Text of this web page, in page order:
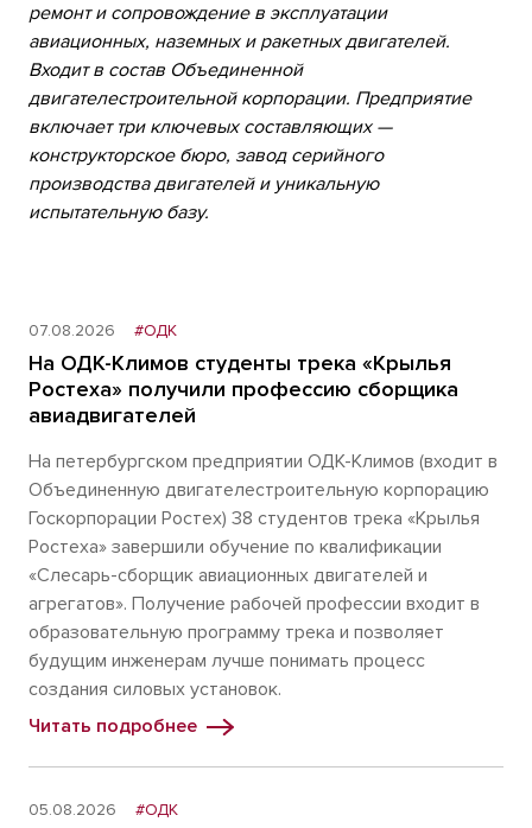
ремонт и сопровождение в эксплуатации
авиационных, наземных и ракетных двигателей.
Входит в состав Объединенной
двигателестроительной корпорации. Предприятие
включает три ключевых составляющих —
конструкторское бюро, завод серийного
производства двигателей и уникальную
испытательную базу.
07.08.2026 #ОДК
На ОДК-Климов студенты трека «Крылья
Ростеха» получили профессию сборщика
авиадвигателей
На петербургском предприятии ОДК-Климов (входит в
Объединенную двигателестроительную корпорацию
Госкорпорации Ростех) 38 студентов трека «Крылья
Ростеха» завершили обучение по квалификации
«Слесарь-сборщик авиационных двигателей и
агрегатов». Получение рабочей профессии входит в
образовательную программу трека и позволяет
будущим инженерам лучше понимать процесс
создания силовых установок.
Читать подробнее
05.08.2026 #ОДК